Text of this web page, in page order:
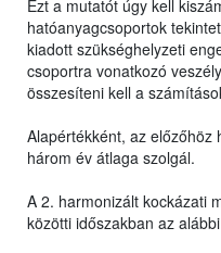
Ezt a mutatót úgy kell
hatóanyagcsoportok
kiadott szükséghelyzeti
csoportra vonatkozó
összesíteni kell a
Alapértékként, az előzőhöz
három év átlaga szolgál.
A 2. harmonizált kockázati
közötti időszakban az